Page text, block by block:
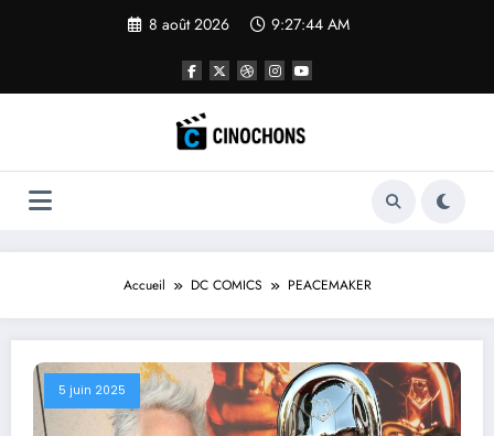
8 août 2026 9:27:45 AM
Accueil DC COMICS PEACEMAKER
5 juin 2025